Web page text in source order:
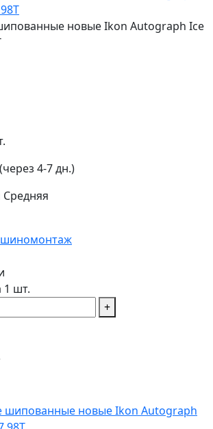
новые Ikon Autograph Ice
4-7 дн.)
Средняя
шиномонтаж
1 шт.
+